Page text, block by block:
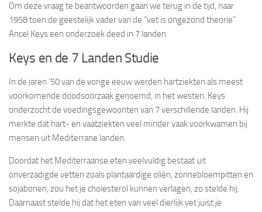
Om deze vraag te beantwoorden gaan we terug in de tijd, naar
1958 toen de geestelijk vader van de “vet is ongezond theorie”
Ancel Keys een onderzoek deed in 7 landen.
Keys en de 7 Landen Studie
In de jaren ’50 van de vorige eeuw werden hartziekten als meest
voorkomende doodsoorzaak genoemd, in het westen. Keys
onderzocht de voedingsgewoonten van 7 verschillende landen. Hij
merkte dat hart- en vaatziekten veel minder vaak voorkwamen bij
mensen uit Mediterrane landen.
Doordat het Mediterraanse eten veelvuldig bestaat uit
onverzadigde vetten zoals plantaardige oliën, zonnebloempitten en
sojabonen, zou het je cholesterol kunnen verlagen, zo stelde hij.
Daarnaast stelde hij dat het eten van veel dierlijk vet juist je